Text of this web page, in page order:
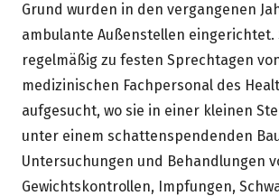
Grund wurden in den vergangenen
ambulante Außenstellen eingerichtet.
regelmäßig zu festen Sprechtagen
medizinischen Fachpersonal des
aufgesucht, wo sie in einer kleinen
unter einem schattenspendenden
Untersuchungen und Behandlungen
Gewichtskontrollen, Impfungen,